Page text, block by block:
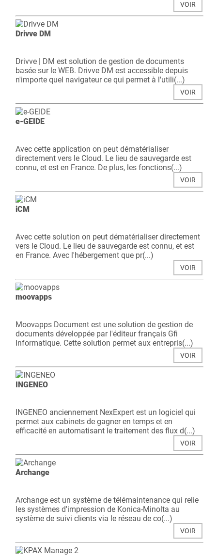
VOIR
Drivve DM
Drivve | DM est solution de gestion de documents
basée sur le WEB. Drivve DM est accessible depuis
n'importe quel navigateur ce qui permet à l'utili(...)
VOIR
e-GEIDE
Avec cette application on peut dématérialiser
directement vers le Cloud. Le lieu de sauvegarde est
connu, et est en France. De plus, les fonctions(...)
VOIR
iCM
Avec cette solution on peut dématérialiser directement
vers le Cloud. Le lieu de sauvegarde est connu, et est
en France. Avec l'hébergement que pr(...)
VOIR
moovapps
Moovapps Document est une solution de gestion de
documents développée par l'éditeur français Gfi
Informatique. Cette solution permet aux entrepris(...)
VOIR
INGENEO
INGENEO anciennement NexExpert est un logiciel qui
permet aux cabinets de gagner en temps et en
efficacité en automatisant le traitement des flux d(...)
VOIR
Archange
Archange est un système de télémaintenance qui relie
les systèmes d'impression de Konica-Minolta au
système de suivi clients via le réseau de co(...)
VOIR